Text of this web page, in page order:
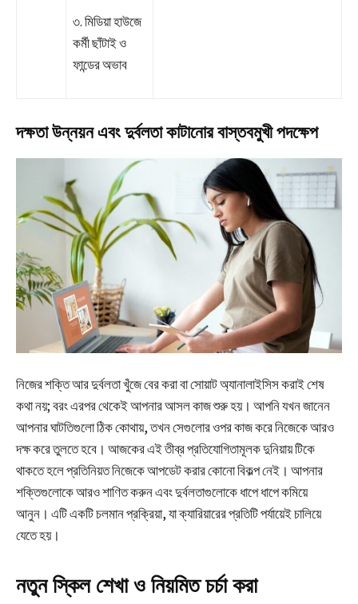
৩. মিডিয়া হাউজে
কর্মী ছাঁটাই ও
ফান্ডের অভাব
দক্ষতা উন্নয়ন এবং দুর্বলতা কাটানোর বাস্তবমুখী পদক্ষেপ
নিজের শক্তি আর দুর্বলতা খুঁজে বের করা বা সোয়াট অ্যানালাইসিস করাই শেষ
কথা নয়; বরং এরপর থেকেই আপনার আসল কাজ শুরু হয়। আপনি যখন জানেন
আপনার ঘাটতিগুলো ঠিক কোথায়, তখন সেগুলোর ওপর কাজ করে নিজেকে আরও
দক্ষ করে তুলতে হবে। আজকের এই তীব্র প্রতিযোগিতামূলক দুনিয়ায় টিকে
থাকতে হলে প্রতিনিয়ত নিজেকে আপডেট করার কোনো বিকল্প নেই। আপনার
শক্তিগুলোকে আরও শাণিত করুন এবং দুর্বলতাগুলোকে ধাপে ধাপে কমিয়ে
আনুন। এটি একটি চলমান প্রক্রিয়া, যা ক্যারিয়ারের প্রতিটি পর্যায়েই চালিয়ে
যেতে হয়।
নতুন স্কিল শেখা ও নিয়মিত চর্চা করা